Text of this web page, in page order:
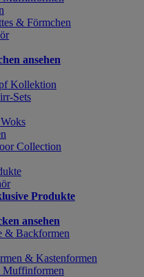
& Förmchen
ansehen
Kollektion
Sets
Collection
Produkte
ansehen
& Backformen
& Kastenformen